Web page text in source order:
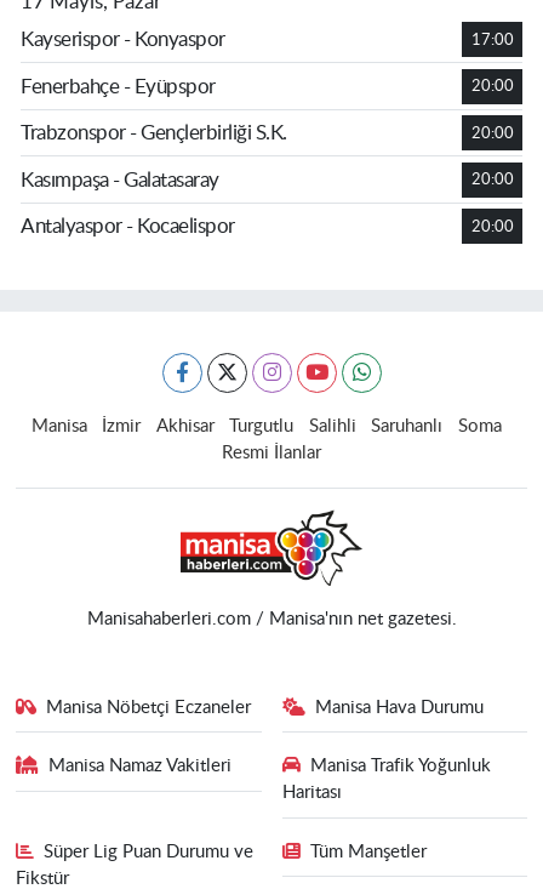
Kayserispor - Konyaspor
17:00
Fenerbahçe - Eyüpspor 20:00
Trabzonspor - Gençlerbirliği S.K. 20:00
Kasımpaşa - Galatasaray 20:00
Antalyaspor - Kocaelispor 20:00
Manisa İzmir Akhisar Turgutlu Salihli Saruhanlı
Soma
Resmi İlanlar
Manisahaberleri.com / Manisa'nın net gazetesi.
Manisa Nöbetçi Eczaneler Manisa Hava Durumu
Manisa Namaz Vakitleri
Manisa Trafik Yoğunluk
Haritası
Süper Lig Puan Durumu ve
Fikstür
Tüm Manşetler